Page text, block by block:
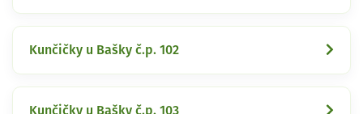
Kunčičky u Bašky č.p. 102
Kunčičky u Bašky č.p. 103